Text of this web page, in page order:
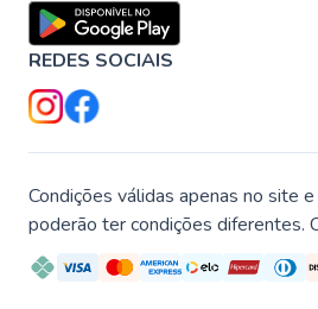
REDES SOCIAIS
Condições válidas apenas no site
poderão ter condições diferentes.